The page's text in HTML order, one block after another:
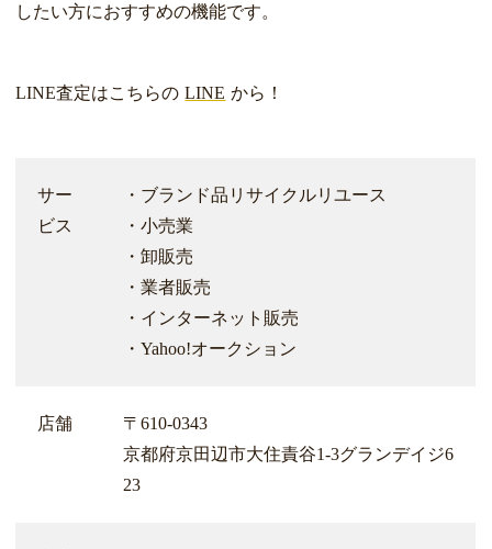
したい方におすすめの機能です。
LINE査定はこちらの LINE から！
サー
ビス
・ブランド品リサイクルリユース
・小売業
・卸販売
・業者販売
・インターネット販売
・Yahoo!オークション
店舗
〒610-0343
京都府京田辺市大住責谷1-3グランデイジ6
23